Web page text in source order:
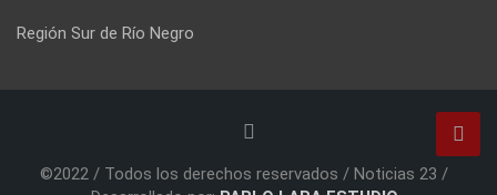
Región Sur de Río Negro
©2022 / Todos los derechos reservados / Noticias 23 /